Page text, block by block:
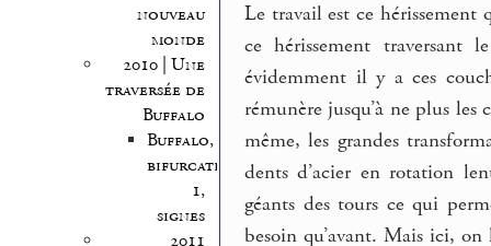
nouveau
monde
2010 | Une
traversée de
Buffalo
Buffalo,
bifurcations
1,
signes
2011
Le travail est ce hérissement
ce hérissement
évidemment il y a ces
rémunère jusqu’à ne plus
même, les grandes
dents d’acier en rotation
géants des tours ce qui
besoin qu’avant. Mais ici,